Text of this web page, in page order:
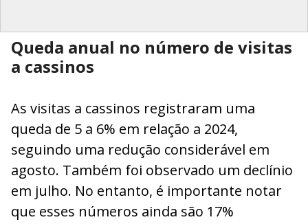
Queda anual no número de visitas
a cassinos
As visitas a cassinos registraram uma
queda de 5 a 6% em relação a 2024,
seguindo uma redução considerável em
agosto. Também foi observado um declínio
em julho. No entanto, é importante notar
que esses números ainda são 17%